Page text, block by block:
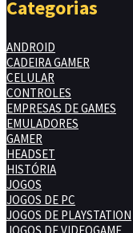
Categorias
ANDROID
CADEIRA GAMER
CELULAR
CONTROLES
EMPRESAS DE GAMES
EMULADORES
GAMER
HEADSET
HISTÓRIA
JOGOS
JOGOS DE PC
JOGOS DE PLAYSTATION